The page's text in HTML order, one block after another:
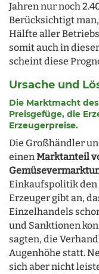
Jahren nur noch
Berücksichtigt
Hälfte aller
somit auch in
scheint diese
Ursache und
Die Marktmacht
Preisgefüge, die
Erzeugerpreise.
Die Großhändler
einenMarktanteil
Einkaufspolitik den
Erzeuger gibt an,
Einzelhandels
und Sanktionen
sagten, die
Augenhöhe statt.
sich aber nicht